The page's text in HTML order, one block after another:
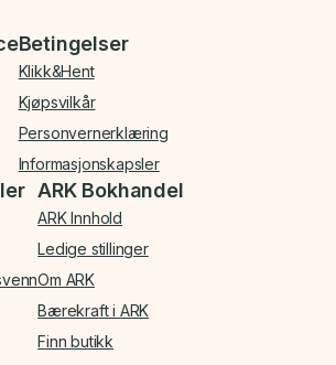
Betingelser
Klikk&Hent
Kjøpsvilkår
Personvernerklæring
Informasjonskapsler
ARK Bokhandel
ARK Innhold
Ledige stillinger
Om ARK
Bærekraft i ARK
Finn butikk